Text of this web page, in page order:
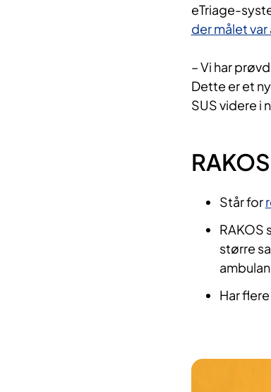
eTriage-
der målet
– Vi har
Dette er et
SUS videre i
RAKOS
​Står for
RAKOS
større
Har